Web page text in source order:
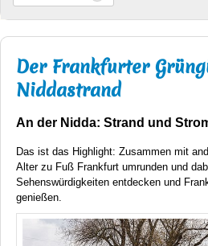
Der Frankfurter
Niddastrand
An der Nidda: Strand und
Das ist das Highlight: Zusammen mit
Alter zu Fuß Frankfurt umrunden und
Sehenswürdigkeiten entdecken und
genießen.